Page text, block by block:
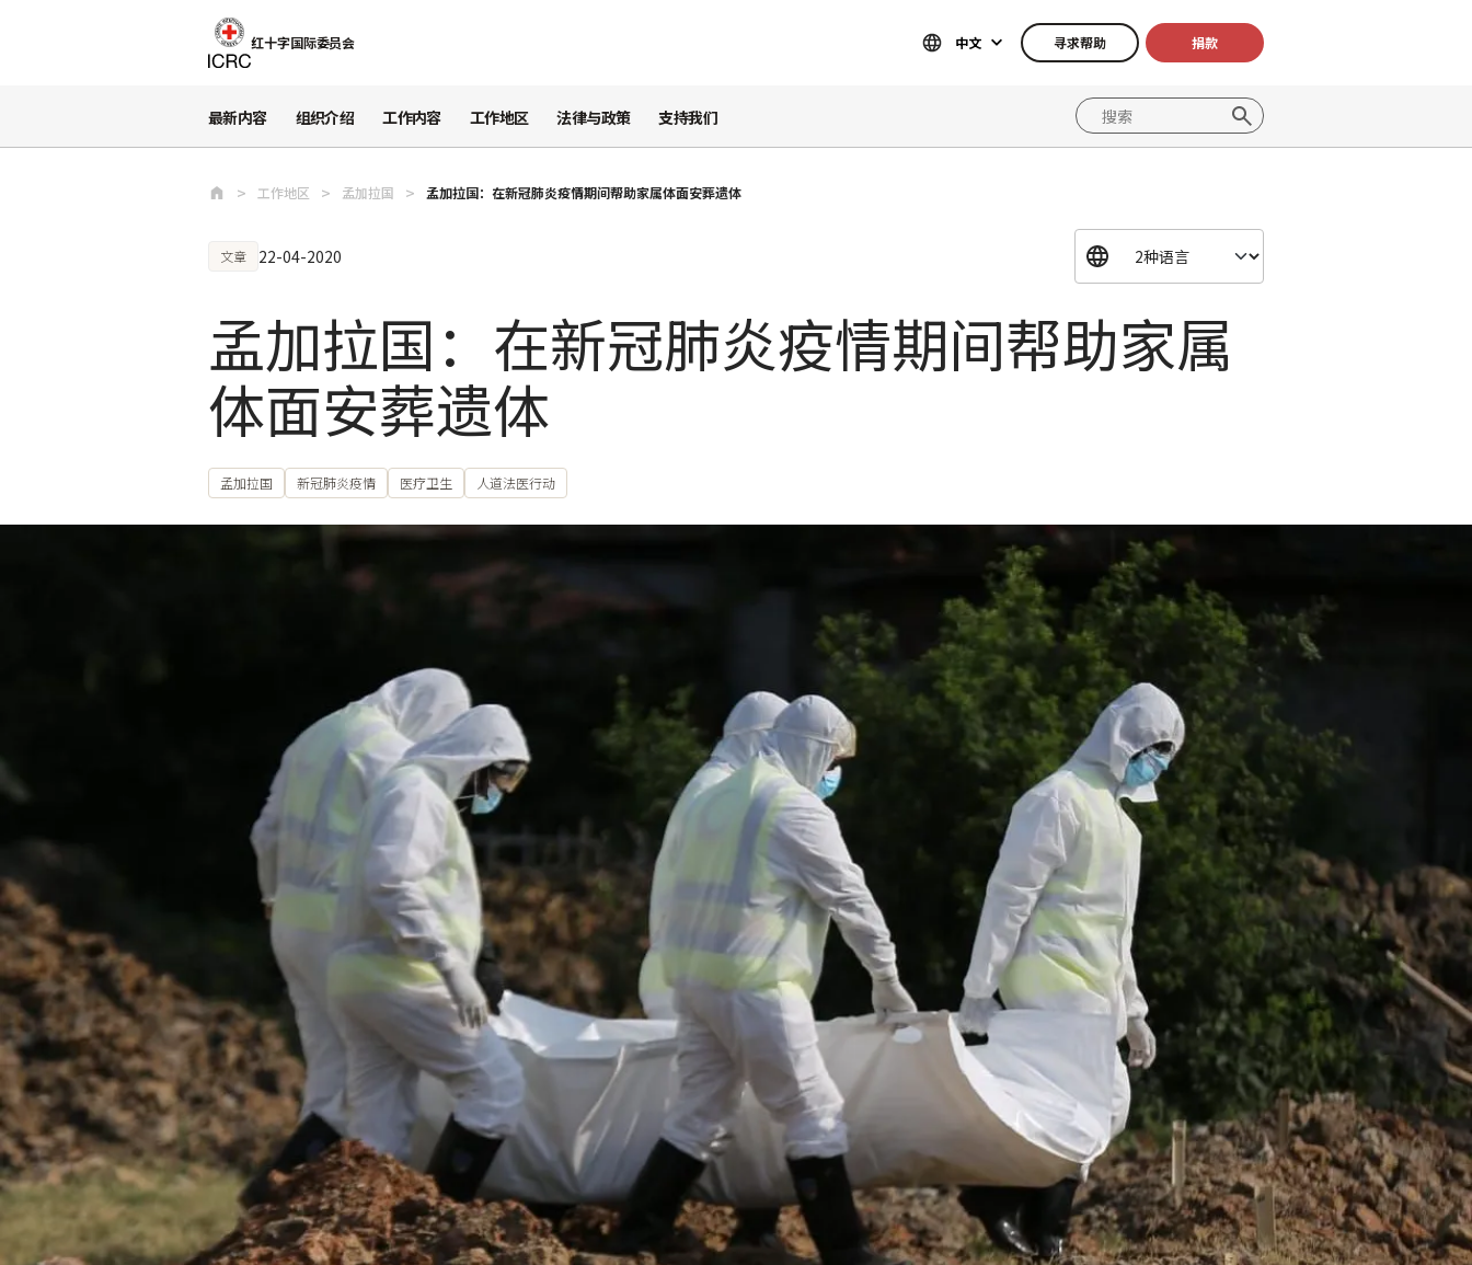
红十字国际委员会 中文 寻求帮助 捐款
最新内容 组织介绍 工作内容 工作地区 法律与政策 支持我们
工作地区 孟加拉国 孟加拉国：在新冠肺炎疫情期间帮助家属体面安葬遗体
文章 22-04-2020
孟加拉国：在新冠肺炎疫情期间帮助家属
体面安葬遗体
孟加拉国 新冠肺炎疫情 医疗卫生 人道法医行动